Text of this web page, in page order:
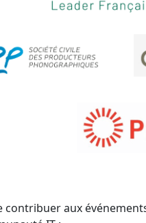
aux